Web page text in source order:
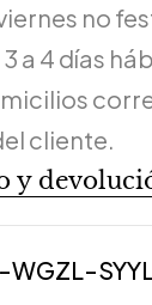
no
a 4 días
cliente.
y
WGZL-